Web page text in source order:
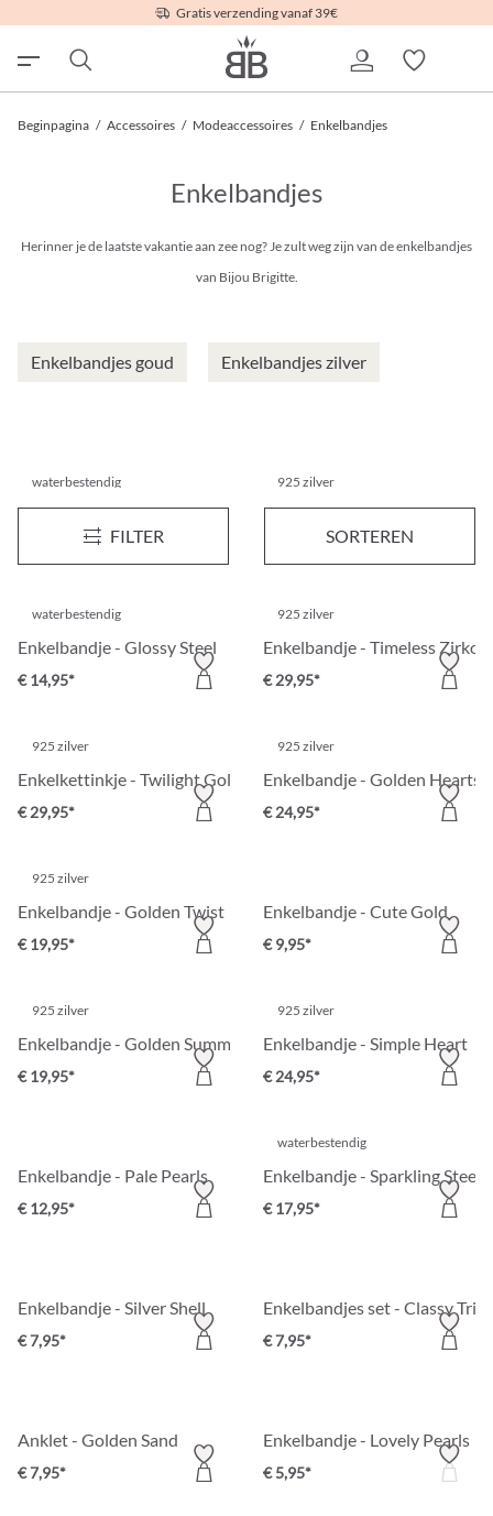
Gratis verzending vanaf 39€
Beginpagina / Accessoires / Modeaccessoires / Enkelbandjes
Enkelbandjes
Herinner je de laatste vakantie aan zee nog? Je zult weg zijn van de enkelbandjes
van Bijou Brigitte.
Enkelbandjes goud Enkelbandjes zilver
FILTER SORTEREN
waterbestendig
Enkelbandje - Summer Classic
925 zilver
Enkelbandje - Golden Magic
waterbestendig
Enkelbandje - Glossy Steel
€ 14,95*
925 zilver
Enkelbandje - Timeless
€ 29,95*
925 zilver
Enkelkettinkje - Twilight Gold
€ 29,95*
925 zilver
Enkelbandje - Golden Hearts
€ 24,95*
925 zilver
Enkelbandje - Golden Twist
€ 19,95*
Enkelbandje - Cute Gold
€ 9,95*
925 zilver
Enkelbandje - Golden Summer
€ 19,95*
925 zilver
Enkelbandje - Simple Heart
€ 24,95*
Enkelbandje - Pale Pearls
€ 12,95*
waterbestendig
Enkelbandje - Sparkling Steel
€ 17,95*
Enkelbandje - Silver Shell
€ 7,95*
Enkelbandjes set - Classy Trio
€ 7,95*
Anklet - Golden Sand
€ 7,95*
Enkelbandje - Lovely Pearls
€ 5,95*